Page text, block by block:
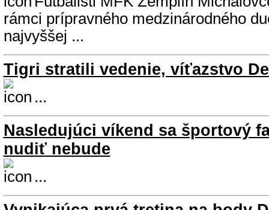
rámci prípravného medzinárodného
najvyššej ...
Tigri stratili vedenie, víťazstvo
...
Nasledujúci víkend sa športový
nudiť nebude
...